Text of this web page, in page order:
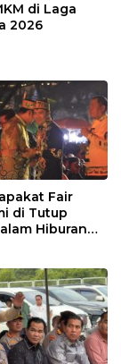
di Laga
2026
Fair
di Tutup
Hiburan